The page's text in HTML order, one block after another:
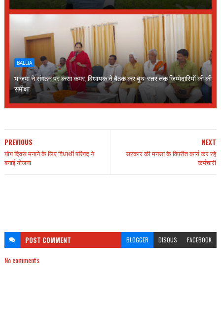
BALLIA
भाजपा ने संगठन पर कसा कमर, विधायक ने बैठक कर बूथ-स्तर तक जिम्मेदारियों की की
समीक्षा
NEXT
सरकार की मनसा के विपरीत कार्य कर रहे
कर्मचारी
PREVIOUS
योग दिवस मनाने के लिए विधार्थी परिषद ने
बनाई योजना
POST COMMENT BLOGGER DISQUS FACEBOOK
No comments